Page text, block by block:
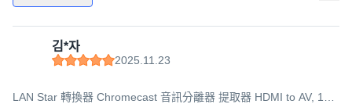
김*자
2025.11.23
LAN Star 轉換器 Chromecast 音訊分離器 提取器 HDMI to AV, 1個,